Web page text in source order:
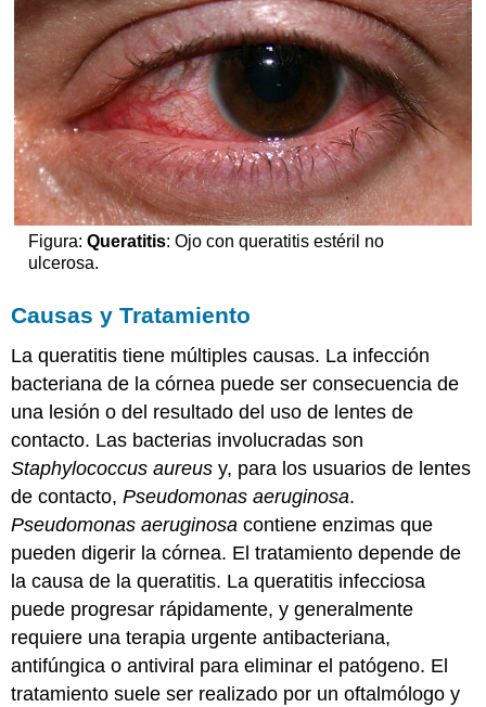
Figura: Queratitis: Ojo con queratitis estéril no
ulcerosa.
Causas y Tratamiento
La queratitis tiene múltiples causas. La infección
bacteriana de la córnea puede ser consecuencia de
una lesión o del resultado del uso de lentes de
contacto. Las bacterias involucradas son
Staphylococcus aureus y, para los usuarios de lentes
de contacto,Pseudomonas aeruginosa.
Pseudomonas aeruginosa contiene enzimas que
pueden digerir la córnea. El tratamiento depende de
la causa de la queratitis. La queratitis infecciosa
puede progresar rápidamente, y generalmente
requiere una terapia urgente antibacteriana,
antifúngica o antiviral para eliminar el patógeno. El
tratamiento suele ser realizado por un oftalmólogo y